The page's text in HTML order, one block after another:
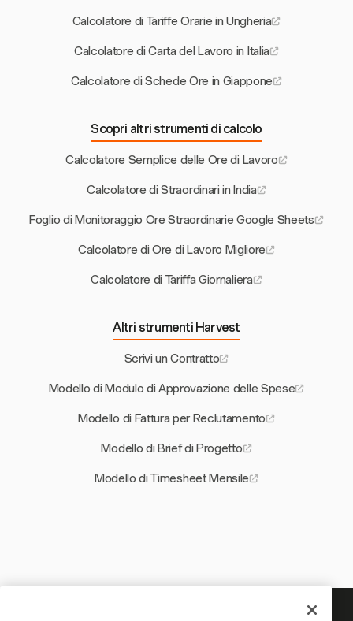
Calcolatore di Tariffe Orarie in Ungheria
Calcolatore di Carta del Lavoro in Italia
Calcolatore di Schede Ore in Giappone
Scopri altri strumenti di calcolo
Calcolatore Semplice delle Ore di Lavoro
Calcolatore di Straordinari in India
Foglio di Monitoraggio Ore Straordinarie Google Sheets
Calcolatore di Ore di Lavoro Migliore
Calcolatore di Tariffa Giornaliera
Altri strumenti Harvest
Scrivi un Contratto
Modello di Modulo di Approvazione delle Spese
Modello di Fattura per Reclutamento
Modello di Brief di Progetto
Modello di Timesheet Mensile